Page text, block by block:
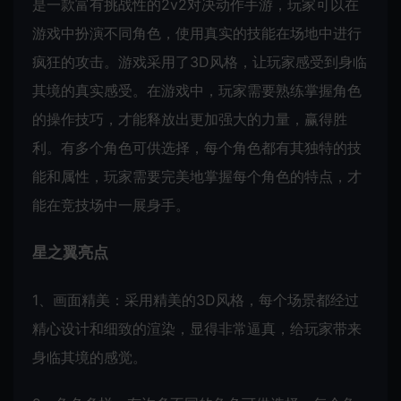
是一款富有挑战性的2v2对决动作手游，玩家可以在
游戏中扮演不同角色，使用真实的技能在场地中进行
疯狂的攻击。游戏采用了3D风格，让玩家感受到身临
其境的真实感受。在游戏中，玩家需要熟练掌握角色
的操作技巧，才能释放出更加强大的力量，赢得胜
利。有多个角色可供选择，每个角色都有其独特的技
能和属性，玩家需要完美地掌握每个角色的特点，才
能在竞技场中一展身手。
星之翼亮点
1、画面精美：采用精美的3D风格，每个场景都经过
精心设计和细致的渲染，显得非常逼真，给玩家带来
身临其境的感觉。